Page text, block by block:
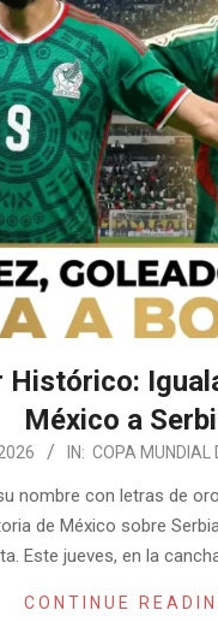
Histórico:
México a
IN: COPA MUNDIAL
nombre con letras de
de México sobre
Este jueves, en la
CONTINUE